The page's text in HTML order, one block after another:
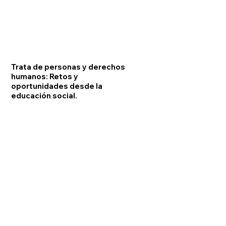
Trata de personas y derechos
humanos: Retos y
oportunidades desde la
educación social.